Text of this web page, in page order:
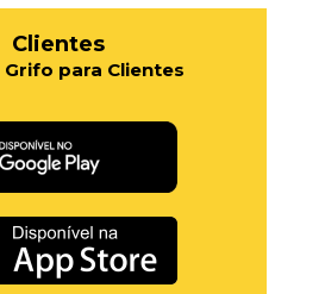
Clientes
Grifo para Clientes